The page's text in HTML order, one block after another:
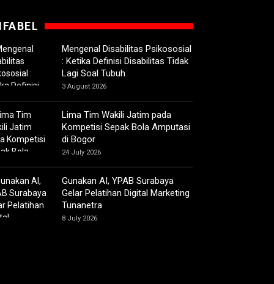
Mengenal Disabilitas Psikososial
: Ketika Definisi Disabilitas Tidak
Lagi Soal Tubuh
3 August 2026
Lima Tim Wakili Jatim pada
Kompetisi Sepak Bola Amputasi
di Bogor
24 July 2026
Gunakan AI, YPAB Surabaya
Gelar Pelatihan Digital Marketing
Tunanetra
8 July 2026